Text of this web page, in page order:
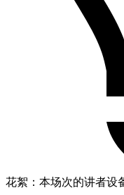
花絮：本场次的讲者设